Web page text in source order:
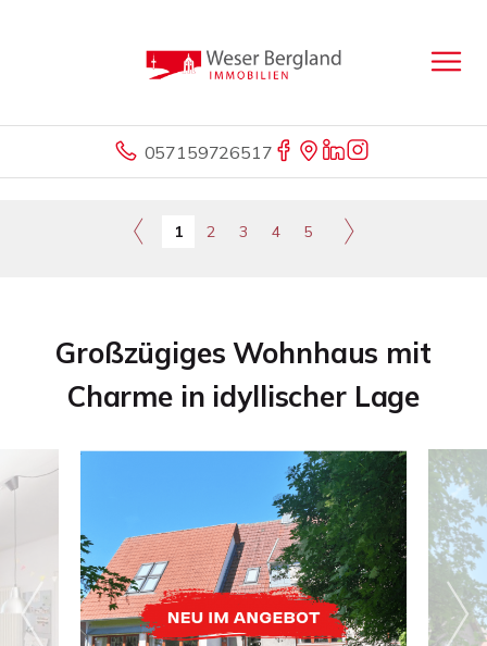
057159726517
1 2 3 4 5
Großzügiges Wohnhaus mit
Charme in idyllischer Lage